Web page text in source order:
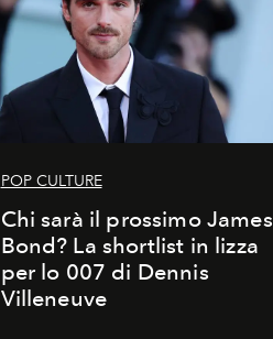
POP CULTURE
Chi sarà il prossimo James
Bond? La shortlist in lizza
per lo 007 di Dennis
Villeneuve